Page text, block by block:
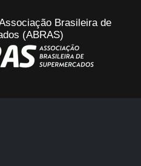
Brasileira de
(ABRAS)